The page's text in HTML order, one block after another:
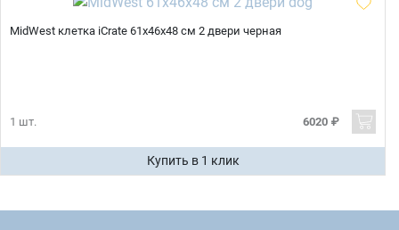
MidWest клетка iCrate 61х46х48 см 2 двери черная
1 шт. 6020 ₽
Купить в 1 клик